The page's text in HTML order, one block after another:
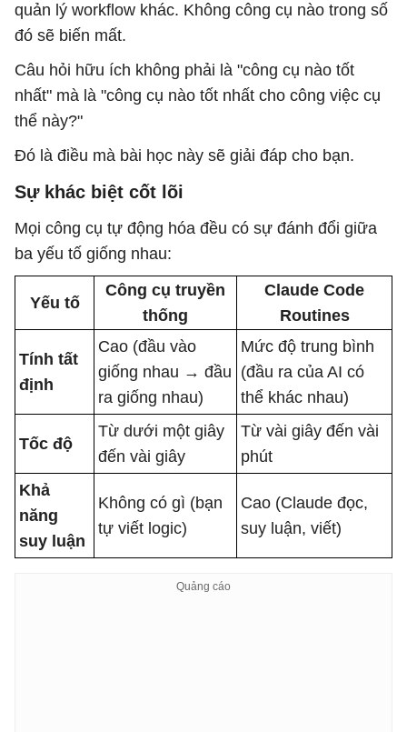
quản lý workflow khác. Không công cụ nào trong số
đó sẽ biến mất.
Câu hỏi hữu ích không phải là "công cụ nào tốt
nhất" mà là "công cụ nào tốt nhất cho công việc cụ
thể này?"
Đó là điều mà bài học này sẽ giải đáp cho bạn.
Sự khác biệt cốt lõi
Mọi công cụ tự động hóa đều có sự đánh đổi giữa
ba yếu tố giống nhau:
Yếu tố
Công cụ truyền
thống
Claude Code
Routines
Tính tất
định
Cao (đầu vào
giống nhau → đầu
ra giống nhau)
Mức độ trung bình
(đầu ra của AI có
thể khác nhau)
Tốc độ
Từ dưới một giây
đến vài giây
Từ vài giây đến vài
phút
Khả
năng
suy luận
Không có gì (bạn
tự viết logic)
Cao (Claude đọc,
suy luận, viết)